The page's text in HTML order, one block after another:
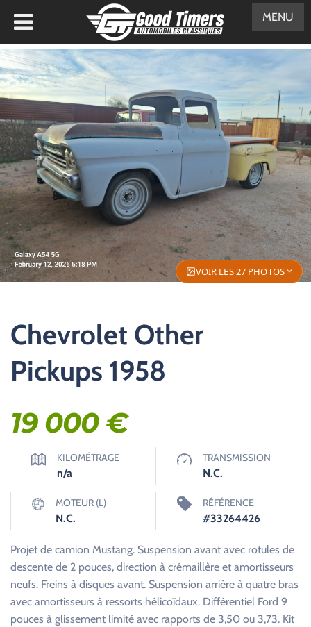
VOIR LES 27 PHOTOS
Chevrolet Other
Pickups 1958
19 000€
KILOMÉTRAGE
n/a
TRANSMISSION
N.C.
MOTEUR (L)
N.C.
RÉFÉRENCE
#33264426
Projet de camion Mustang. Suspension avant avec rotules de
descente de 2 pouces, direction à crémaillère et amortisseurs
neufs. Freins à disques avant. Suspension arrière à quatre bras
avec amortisseurs à ressorts hélicoïdaux. Différentiel Ford 9
pouces à glissement limité avec rapports de 3,50 ou 3,73. Kit
MENU